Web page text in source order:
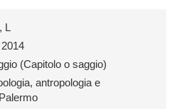
L
2014
(Capitolo o saggio)
antropologia e